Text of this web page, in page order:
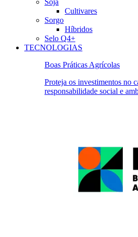
Soja
Cultivares
Sorgo
Híbridos
Selo Q4+
TECNOLOGIAS
Boas Práticas Agrícolas
Proteja os investimentos no
responsabilidade social e